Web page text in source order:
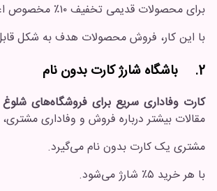
برای محصولات قدیمی تخفیف ۱۰٪ مخصوص اعضای باشگاه فعال کند
با این کار، فروش محصولات هدف به شکل
2. باشگاه شارژ کارت بدون نام
کارت وفاداری سریع برای فروشگاه‌های شلوغ
مقالات بیشتر درباره فروش و وفاداری مشتری،
مشتری یک کارت بدون نام می‌گیرد.
با هر خرید ۵٪ شارژ می‌شود.